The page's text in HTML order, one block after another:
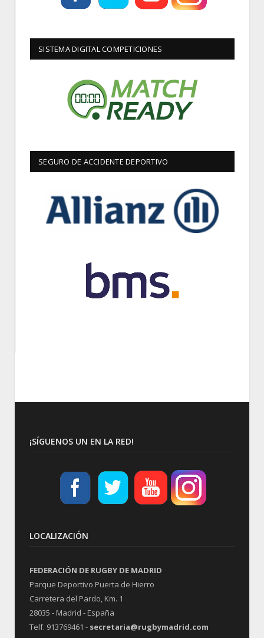
SISTEMA DIGITAL COMPETICIONES
SEGURO DE ACCIDENTE DEPORTIVO
¡SÍGUENOS UN EN LA RED!
LOCALIZACIÓN
FEDERACIÓN DE RUGBY DE MADRID
Parque Deportivo Puerta de Hierro
Carretera del Pardo, Km. 1
28035 - Madrid - España
Telf. 913769461 - secretaria@rugbymadrid.com